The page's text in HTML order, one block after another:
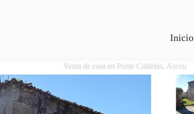
Inicio
Venta de casa en Ponte Caldelas, Anceu